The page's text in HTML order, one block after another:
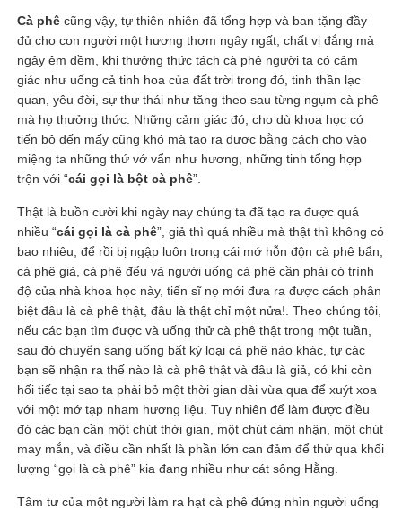
Cà phê cũng vậy, tự thiên nhiên đã tổng hợp và ban tặng đầy
đủ cho con người một hương thơm ngây ngất, chất vị đắng mà
ngậy êm đềm, khi thưởng thức tách cà phê người ta có cảm
giác như uống cả tinh hoa của đất trời trong đó, tinh thần lạc
quan, yêu đời, sự thư thái như tăng theo sau từng ngụm cà phê
mà họ thưởng thức. Những cảm giác đó, cho dù khoa học có
tiến bộ đến mấy cũng khó mà tạo ra được bằng cách cho vào
miệng ta những thứ vớ vẩn như hương, những tinh tổng hợp
trộn với “cái gọi là bột cà phê”.
Thật là buồn cười khi ngày nay chúng ta đã tạo ra được quá
nhiều “cái gọi là cà phê”, giả thì quá nhiều mà thật thì không có
bao nhiêu, để rồi bị ngập luôn trong cái mớ hỗn độn cà phê bẩn,
cà phê giả, cà phê đểu và người uống cà phê cần phải có trình
độ của nhà khoa học này, tiến sĩ nọ mới đưa ra được cách phân
biệt đâu là cà phê thật, đâu là thật chỉ một nửa!. Theo chúng tôi,
nếu các bạn tìm được và uống thử cà phê thật trong một tuần,
sau đó chuyển sang uống bất kỳ loại cà phê nào khác, tự các
bạn sẽ nhận ra thế nào là cà phê thật và đâu là giả, có khi còn
hối tiếc tại sao ta phải bỏ một thời gian dài vừa qua để xuýt xoa
với một mớ tạp nham hương liệu. Tuy nhiên để làm được điều
đó các bạn cần một chút thời gian, một chút cảm nhận, một chút
may mắn, và điều cần nhất là phần lớn can đảm để thử qua khối
lượng “gọi là cà phê” kia đang nhiều như cát sông Hằng.
Tâm tư của một người làm ra hạt cà phê đứng nhìn người uống